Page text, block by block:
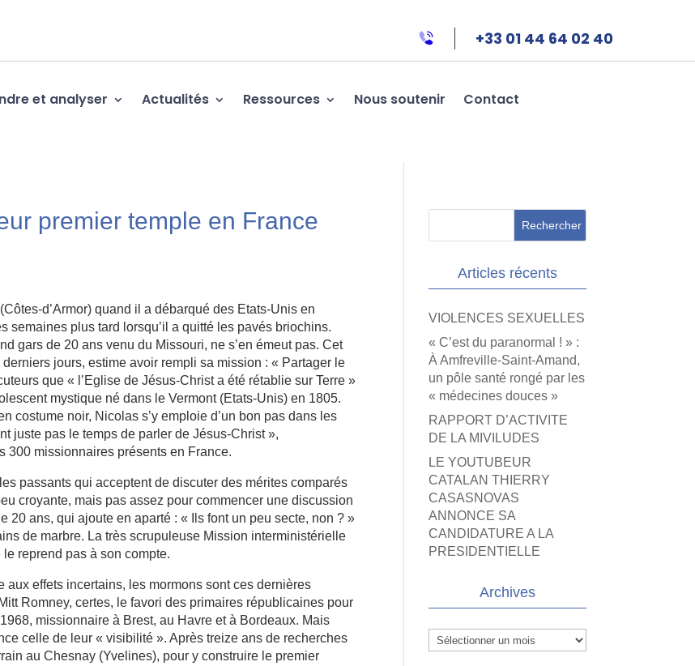
+33 01 44 64 02 40
et analyser Actualités Ressources Nous soutenir Contact
premier temple en France
d’Armor) quand il a débarqué des Etats-Unis en
semaines plus tard lorsqu’il a quitté les pavés briochins.
gars de 20 ans venu du Missouri, ne s’en émeut pas. Cet
jours, estime avoir rempli sa mission : « Partager le
que « l’Eglise de Jésus-Christ a été rétablie sur Terre »
mystique né dans le Vermont (Etats-Unis) en 1805.
costume noir, Nicolas s’y emploie d’un bon pas dans les
juste pas le temps de parler de Jésus-Christ »,
300 missionnaires présents en France.
passants qui acceptent de discuter des mérites comparés
croyante, mais pas assez pour commencer une discussion
ans, qui ajoute en aparté : « Ils font un peu secte, non ? »
de marbre. La très scrupuleuse Mission interministérielle
reprend pas à son compte.
effets incertains, les mormons sont ces dernières
Romney, certes, le favori des primaires républicaines pour
missionnaire à Brest, au Havre et à Bordeaux. Mais
celle de leur « visibilité ». Après treize ans de recherches
au Chesnay (Yvelines), pour y construire le premier
Articles récents
VIOLENCES SEXUELLES
« C’est du paranormal ! » :
À Amfreville-Saint-Amand,
un pôle santé rongé par les
« médecines douces »
RAPPORT D’ACTIVITE
DE LA MIVILUDES
LE YOUTUBEUR
CATALAN THIERRY
CASASNOVAS
ANNONCE SA
CANDIDATURE A LA
PRESIDENTIELLE
Archives
Archives